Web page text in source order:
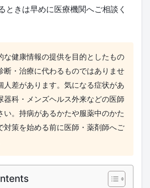
ときは早めに医療機関へご相談く
な健康情報の提供を目的としたもの
断・治療に代わるものではありませ
人差があります。気になる症状があ
器科・メンズヘルス外来などの医師
い。持病があるかたや服薬中のかた
対策を始める前に医師・薬剤師へご